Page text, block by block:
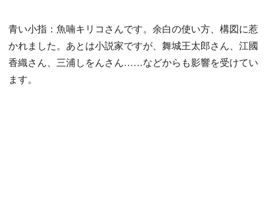
青い小指：魚喃キリコさんです。余白の使い方、構図に惹
かれました。あとは小説家ですが、舞城王太郎さん、江國
香織さん、三浦しをんさん……などからも影響を受けてい
ます。